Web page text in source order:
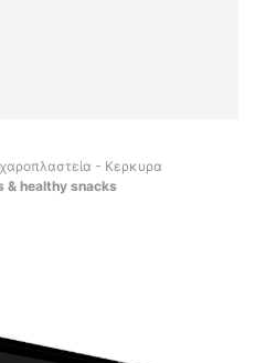
- Κερκυρα
& healthy snacks